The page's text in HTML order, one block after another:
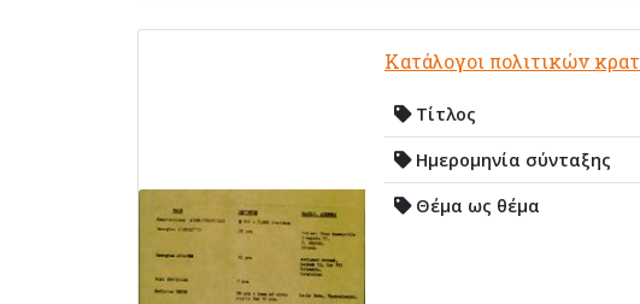
Κατάλογοι πολιτικών
Τίτλος
Ημερομηνία σύνταξης
Θέμα ως θέμα